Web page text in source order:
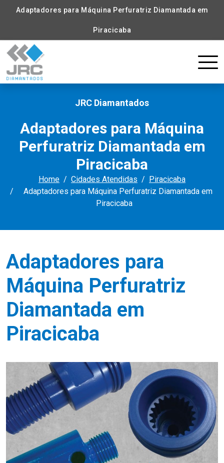
Adaptadores para Máquina Perfuratriz Diamantada em
Piracicaba
JRC Diamantados
Adaptadores para Máquina
Perfuratriz Diamantada em
Piracicaba
Home Cidades Atendidas
Piracicaba
Adaptadores para Máquina Perfuratriz Diamantada em
Piracicaba
Adaptadores para
Máquina Perfuratriz
Diamantada em
Piracicaba